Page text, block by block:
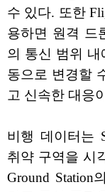
수 있다. 또한
용하면 원격 드
의 통신 범위
동으로 변경할
고 신속한 대응
비행 데이터는
취약 구역을 시
Ground Station